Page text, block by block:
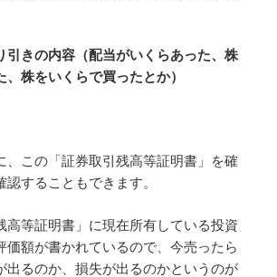
きの内容（配当がいくらあった、株
、株をいくらで買ったとか）
、この「証券取引残高等証明書」を確
することもできます。
高等証明書」に現在所有している投資
価額が書かれているので、今売ったら
出るのか、損失が出るのかというのが